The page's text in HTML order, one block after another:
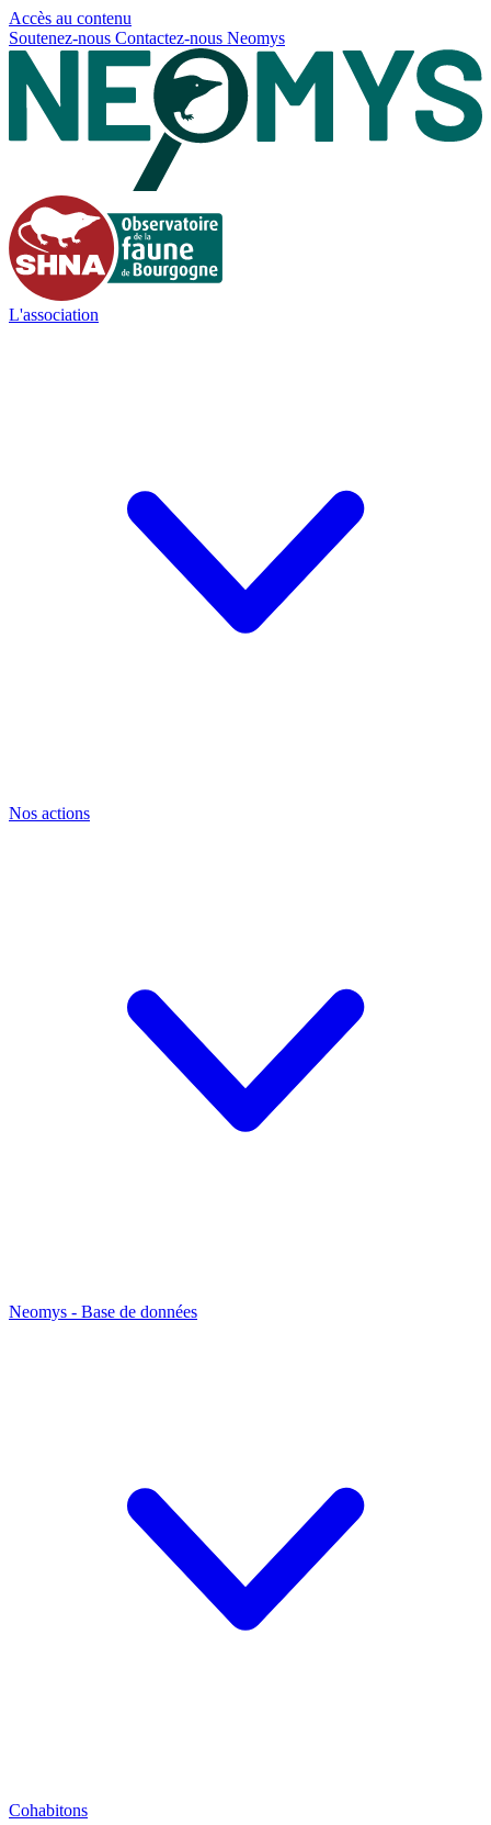
Accès au contenu
Soutenez-nous Contactez-nous Neomys
L'association
Nos actions
Neomys - Base de données
Cohabitons
Panneau de gestion des cookies